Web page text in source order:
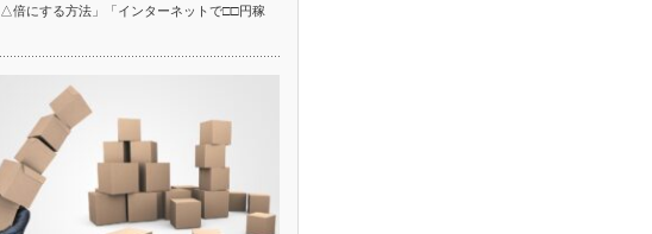
倍にする方法」「インターネットで□□円稼